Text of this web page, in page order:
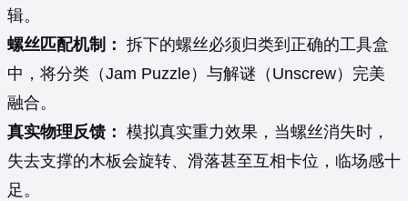
辑。
螺丝匹配机制： 拆下的螺丝必须归类到正确的工具盒
中，将分类（Jam Puzzle）与解谜（Unscrew）完美
融合。
真实物理反馈： 模拟真实重力效果，当螺丝消失时，
失去支撑的木板会旋转、滑落甚至互相卡位，临场感十
足。